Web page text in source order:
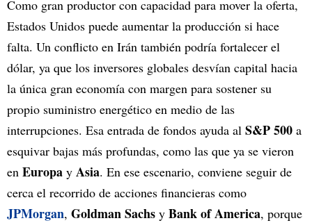
Como gran productor con capacidad para mover la oferta,
Estados Unidos puede aumentar la producción si hace
falta. Un conflicto en Irán también podría fortalecer el
dólar, ya que los inversores globales desvían capital hacia
la única gran economía con margen para sostener su
propio suministro energético en medio de las
interrupciones. Esa entrada de fondos ayuda al S&P 500 a
esquivar bajas más profundas, como las que ya se vieron
en Europa y Asia. En ese escenario, conviene seguir de
cerca el recorrido de acciones financieras como
JPMorgan, Goldman Sachs y Bank of America, porque